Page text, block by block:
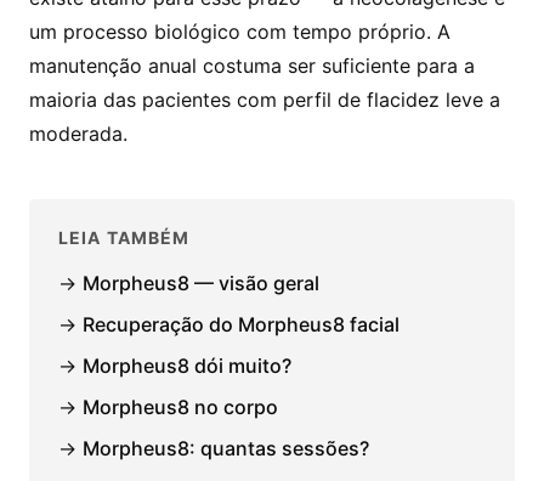
um processo biológico com tempo próprio. A
manutenção anual costuma ser suficiente para a
maioria das pacientes com perfil de flacidez leve a
moderada.
LEIA TAMBÉM
→ Morpheus8 — visão geral
→ Recuperação do Morpheus8 facial
→ Morpheus8 dói muito?
→ Morpheus8 no corpo
→ Morpheus8: quantas sessões?